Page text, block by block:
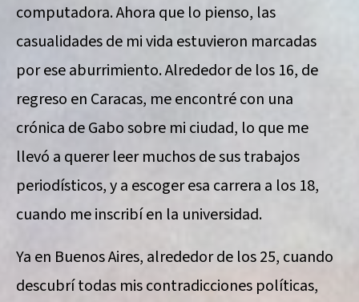
computadora. Ahora que lo pienso, las
casualidades de mi vida estuvieron marcadas
por ese aburrimiento. Alrededor de los 16, de
regreso en Caracas, me encontré con una
crónica de Gabo sobre mi ciudad, lo que me
llevó a querer leer muchos de sus trabajos
periodísticos, y a escoger esa carrera a los 18,
cuando me inscribí en la universidad.
Ya en Buenos Aires, alrededor de los 25, cuando
descubrí todas mis contradicciones políticas,